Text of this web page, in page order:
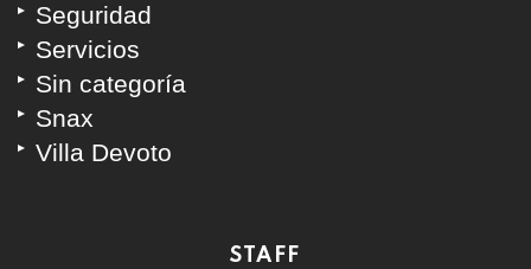
Seguridad
Servicios
Sin categoría
Snax
Villa Devoto
STAFF